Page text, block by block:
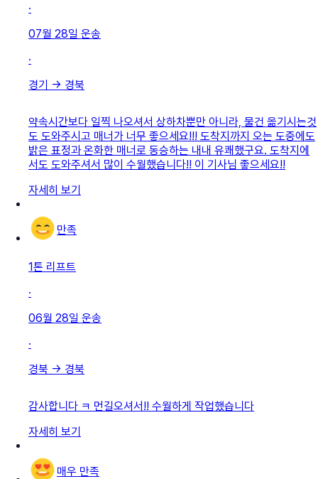
·
07월 28일 운송
·
경기 → 경북
약속시간보다 일찍 나오셔서 상하차뿐만 아니라, 물건 옮기시는것
도 도와주시고 매너가 너무 좋으세요!!! 도착지까지 오는 도중에도
밝은 표정과 온화한 매너로 동승하는 내내 유쾌했구요. 도착지에
서도 도와주셔서 많이 수월했습니다!! 이 기사님 좋으세요!!
자세히 보기
만족
1톤 리프트
·
06월 28일 운송
·
경북 → 경북
감사합니다 ㅋ 먼길오셔서!! 수월하게 작업했습니다
자세히 보기
매우 만족